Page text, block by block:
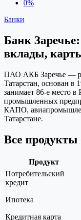
0%
Банки
Банк
вклады,
ПАО АКБ Заречье —
Татарстан, основан в
занимает 86‑е место
промышленных
КАПО,
Татарстане.
Все продукты
Продукт
Потребительский
кредит
Ипотека
Кредитная карта